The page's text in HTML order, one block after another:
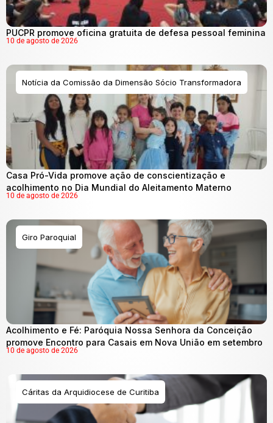
PUCPR promove oficina gratuita de defesa pessoal feminina
10 de agosto de 2026
Notícia da Comissão da Dimensão Sócio Transformadora
Casa Pró-Vida promove ação de conscientização e
acolhimento no Dia Mundial do Aleitamento Materno
10 de agosto de 2026
Giro Paroquial
Acolhimento e Fé: Paróquia Nossa Senhora da Conceição
promove Encontro para Casais em Nova União em setembro
10 de agosto de 2026
Cáritas da Arquidiocese de Curitiba